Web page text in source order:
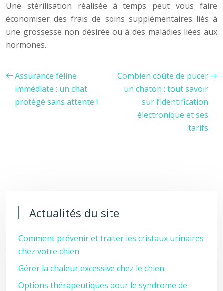
Une stérilisation réalisée à temps peut vous faire
économiser des frais de soins supplémentaires liés à
une grossesse non désirée ou à des maladies liées aux
hormones.
Assurance féline
immédiate : un chat
protégé sans attente !
Combien coûte de pucer
un chaton : tout savoir
sur l’identification
électronique et ses
tarifs
Actualités du site
Comment prévenir et traiter les cristaux urinaires
chez votre chien
Gérer la chaleur excessive chez le chien
Options thérapeutiques pour le syndrome de